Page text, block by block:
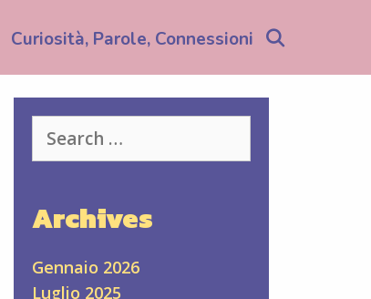
Curiosità, Parole, Connessioni
for:
Archives
Gennaio 2026
Luglio 2025